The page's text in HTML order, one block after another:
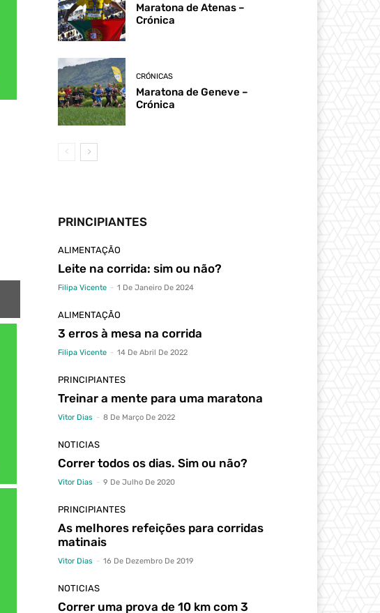
Maratona de Atenas –
Crónica
CRÓNICAS
Maratona de Geneve –
Crónica
PRINCIPIANTES
ALIMENTAÇÃO
Leite na corrida: sim ou não?
Filipa Vicente - 1 De Janeiro De 2024
ALIMENTAÇÃO
3 erros à mesa na corrida
Filipa Vicente - 14 De Abril De 2022
PRINCIPIANTES
Treinar a mente para uma maratona
Vitor Dias - 8 De Março De 2022
NOTICIAS
Correr todos os dias. Sim ou não?
Vitor Dias - 9 De Julho De 2020
PRINCIPIANTES
As melhores refeições para corridas
matinais
Vitor Dias - 16 De Dezembro De 2019
NOTICIAS
Correr uma prova de 10 km com 3